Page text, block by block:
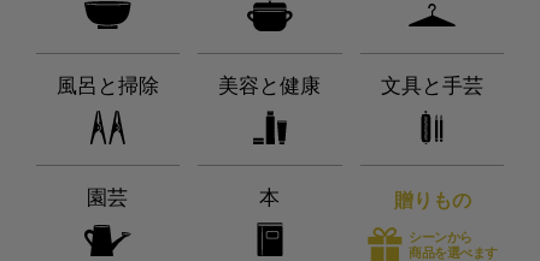
風呂と掃除 美容と健康 文具と手芸
園芸 本 贈りもの
シーンから
商品を選べます